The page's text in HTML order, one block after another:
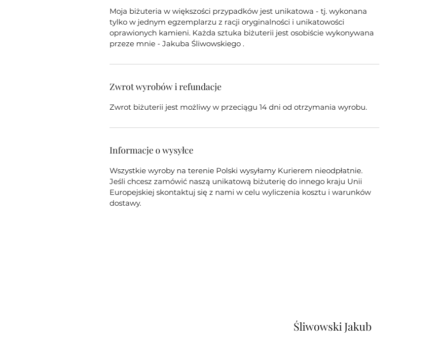
Moja biżuteria w większości przypadków jest unikatowa - tj. wykonana
tylko w jednym egzemplarzu z racji oryginalności i unikatowości
oprawionych kamieni. Każda sztuka biżuterii jest osobiście wykonywana
przeze mnie - Jakuba Śliwowskiego .
Zwrot wyrobów i refundacje
Zwrot biżuterii jest możliwy w przeciągu 14 dni od otrzymania wyrobu.
Informacje o wysyłce
Wszystkie wyroby na terenie Polski wysyłamy Kurierem nieodpłatnie.
Jeśli chcesz zamówić naszą unikatową biżuterię do innego kraju Unii
Europejskiej skontaktuj się z nami w celu wyliczenia kosztu i warunków
dostawy.
Śliwowski Jakub